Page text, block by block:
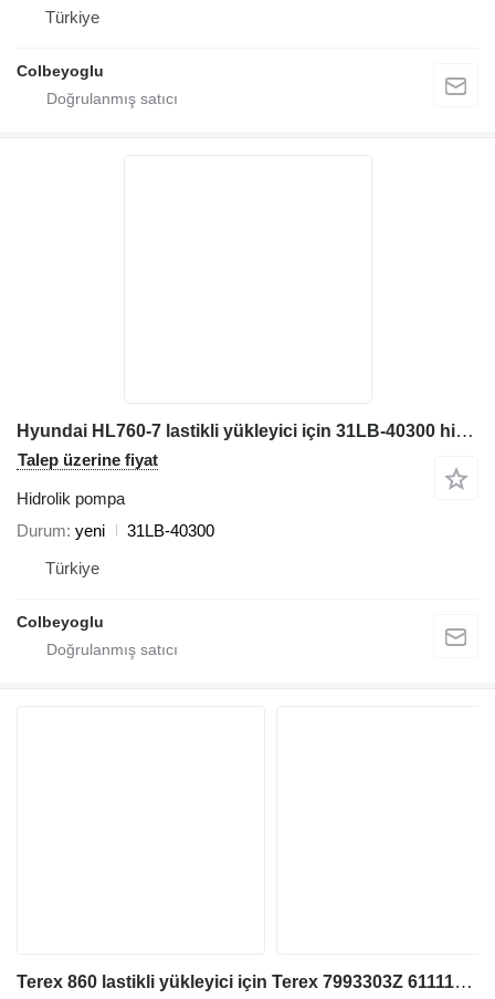
Türkiye
Colbeyoglu
Hyundai HL760-7 lastikli yükleyici için 31LB-40300 hidrolik pompa
Talep üzerine fiyat
Hidrolik pompa
Durum yeni
31LB-40300
Türkiye
Colbeyoglu
Terex 860 lastikli yükleyici için Terex 7993303Z 6111153M93 hidrolik pompa